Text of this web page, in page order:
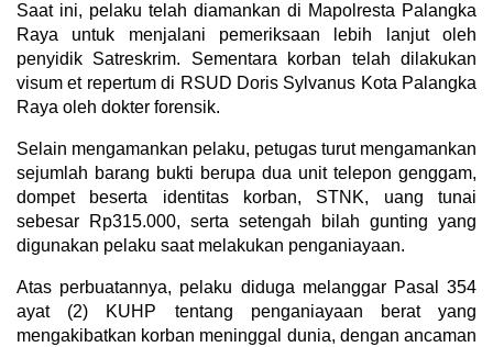
Saat ini, pelaku telah diamankan di Mapolresta Palangka
Raya untuk menjalani pemeriksaan lebih lanjut oleh
penyidik Satreskrim. Sementara korban telah dilakukan
visum et repertum di RSUD Doris Sylvanus Kota Palangka
Raya oleh dokter forensik.
Selain mengamankan pelaku, petugas turut mengamankan
sejumlah barang bukti berupa dua unit telepon genggam,
dompet beserta identitas korban, STNK, uang tunai
sebesar Rp315.000, serta setengah bilah gunting yang
digunakan pelaku saat melakukan penganiayaan.
Atas perbuatannya, pelaku diduga melanggar Pasal 354
ayat (2) KUHP tentang penganiayaan berat yang
mengakibatkan korban meninggal dunia, dengan ancaman